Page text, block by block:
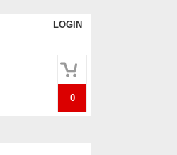
LOGIN
0